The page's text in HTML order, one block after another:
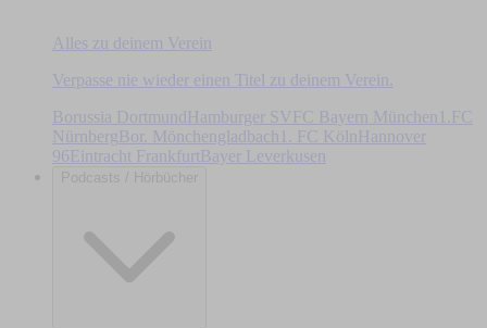
Alles zu deinem Verein
Verpasse nie wieder einen Titel zu deinem Verein.
Borussia DortmundHamburger SV FC Bayern München
1.FC
Nürnberg Bor. Mönchengladbach 1. FC Köln
Hannover
96Eintracht Frankfurt Bayer Leverkusen
Podcasts / Hörbücher